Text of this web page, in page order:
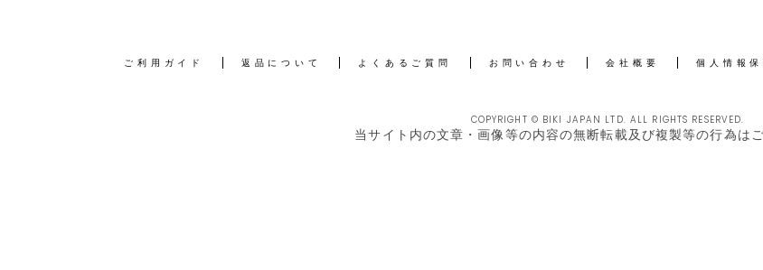
ご利用ガイド 返品について よくあるご質問 お問い合わせ 会社概要 個人情報
COPYRIGHT © BIKI JAPAN LTD. ALL RIGHTS RESERVED.
当サイト内の文章・画像等の内容の無断転載及び複製等の行為はご